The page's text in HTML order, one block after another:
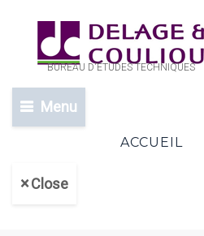
BUREAU D'ETUDES TECHNIQUES
Menu
ACCUEIL
Close